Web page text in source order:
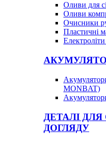
Оливи для
Оливи
Очисники
Пластичні
MONBAT)
ДЕТАЛІ ДЛЯ
ДОГЛЯДУ